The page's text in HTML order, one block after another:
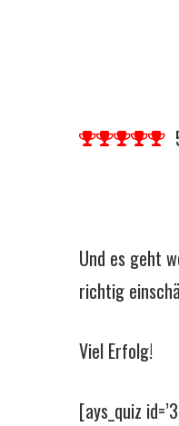
Und es geht
richtig
Viel Erfolg!
[ays_quiz